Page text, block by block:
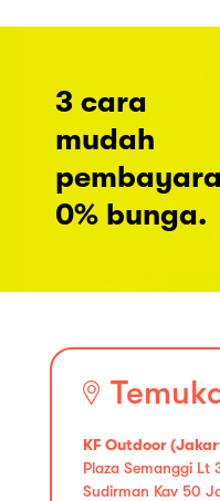
3 cara
mudah
0% bunga.
KF Outdoor
Plaza Semanggi Lt
Sudirman Kav 50